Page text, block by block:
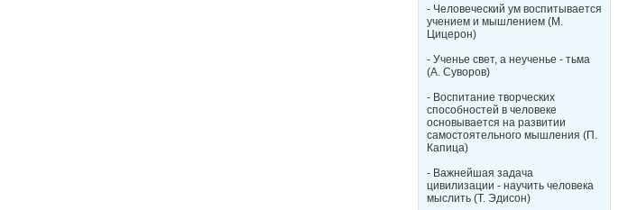
- Человеческий ум воспитывается
учением и мышлением (М.
Цицерон)
- Ученье свет, а неученье - тьма
(А. Суворов)
- Воспитание творческих
способностей в человеке
основывается на развитии
самостоятельного мышления (П.
Капица)
- Важнейшая задача
цивилизации - научить человека
мыслить (Т. Эдисон)